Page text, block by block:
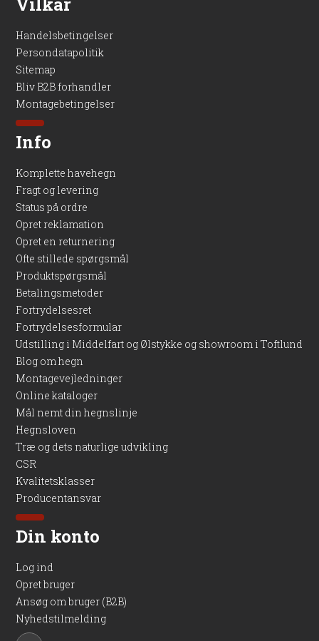
Handelsbetingelser
Persondatapolitik
Sitemap
Bliv B2B forhandler
Montagebetingelser
Info
Komplette havehegn
Fragt og levering
Status på ordre
Opret reklamation
Opret en returnering
Ofte stillede spørgsmål
Produktspørgsmål
Betalingsmetoder
Fortrydelsesret
Fortrydelsesformular
Udstilling i Middelfart og Ølstykke og showroom i Toftlund
Blog om hegn
Montagevejledninger
Online kataloger
Mål nemt din hegnslinje
Hegnsloven
Træ og dets naturlige udvikling
CSR
Kvalitetsklasser
Producentansvar
Din konto
Log ind
Opret bruger
Ansøg om bruger (B2B)
Nyhedstilmelding